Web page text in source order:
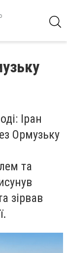
Іран
Ормузьку
та
зірвав